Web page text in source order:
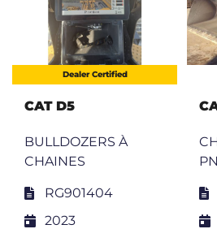
Dealer Certified
CAT D5
BULLDOZERS À
CHAINES
RG901404
2023